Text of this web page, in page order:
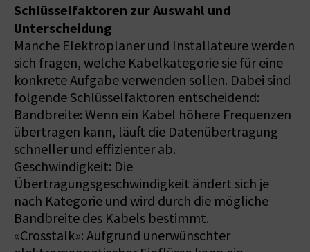
Schlüsselfaktoren zur Auswahl und
Unterscheidung
Manche Elektroplaner und Installateure werden
sich fragen, welche Kabelkategorie sie für eine
konkrete Aufgabe verwenden sollen. Dabei sind
folgende Schlüsselfaktoren entscheidend:
Bandbreite: Wenn ein Kabel höhere Frequenzen
übertragen kann, läuft die Datenübertragung
schneller und effizienter ab.
Geschwindigkeit: Die
Übertragungsgeschwindigkeit ändert sich je
nach Kategorie und wird durch die mögliche
Bandbreite des Kabels bestimmt.
«Crosstalk»: Aufgrund unerwünschter